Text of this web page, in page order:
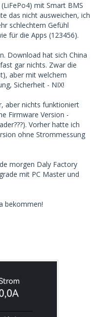
mit Smart BMS
das nicht ausweichen, ich
schlechtem Gefühl
für die Apps (123456).
Download hat sich China
gar nichts. Zwar die
aber mit welchem
Sicherheit - NIX!
aber nichts funktioniert
Firmware Version -
Vorher hatte ich
ohne Strommessung
morgen Daly Factory
mit PC Master und
bekommen!